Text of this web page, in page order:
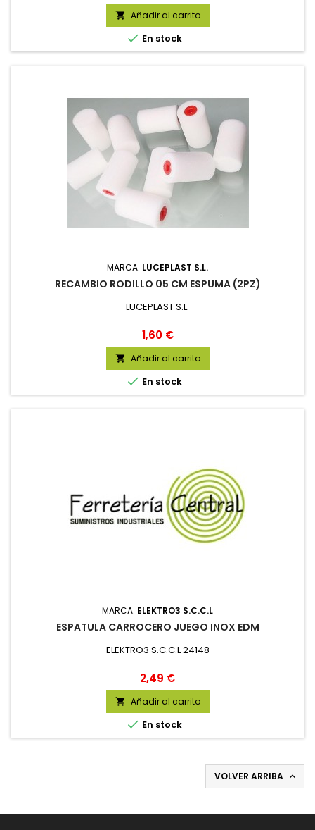
 Añadir al carrito
 En stock
MARCA: LUCEPLAST S.L.
RECAMBIO RODILLO 05 CM ESPUMA (2PZ)
LUCEPLAST S.L.
Precio
1,60 €
 Añadir al carrito
 En stock
MARCA: ELEKTRO3 S.C.C.L
ESPATULA CARROCERO JUEGO INOX EDM
ELEKTRO3 S.C.C.L 24148
Precio
2,49 €
 Añadir al carrito
 En stock
VOLVER ARRIBA 